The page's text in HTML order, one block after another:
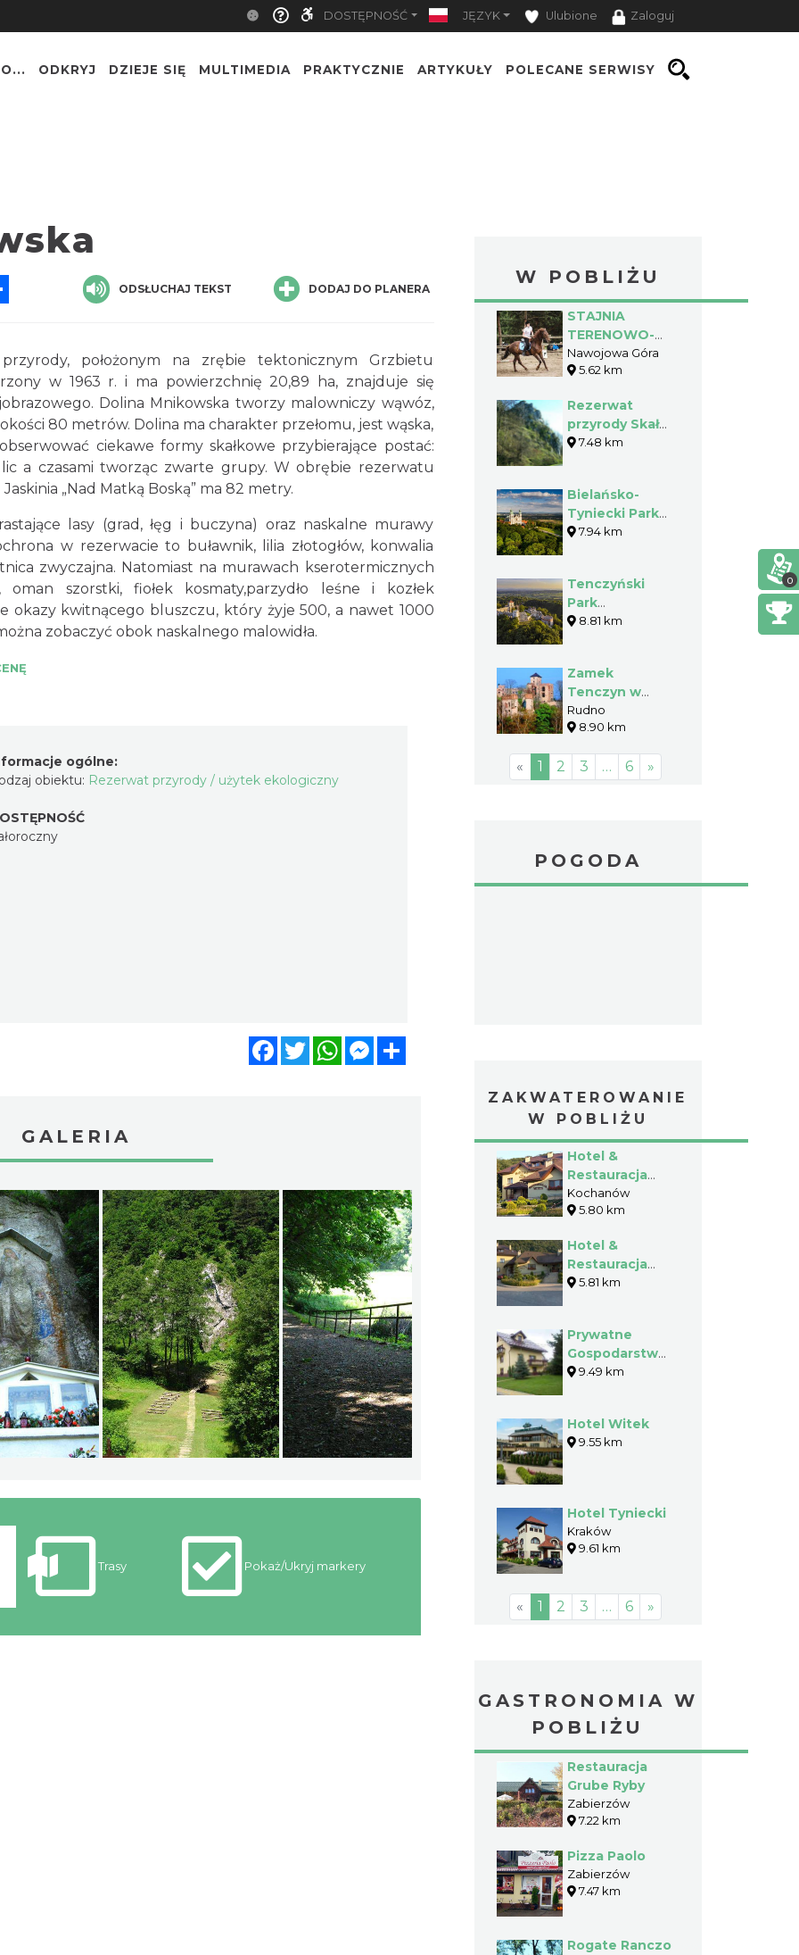
DOSTĘPNOŚĆ JĘZYK Ulubione Zaloguj
O... ODKRYJ DZIEJE SIĘ MULTIMEDIA PRAKTYCZNIE ARTYKUŁY POLECANE SERWISY
ODSŁUCHAJ TEKST DODAJ DO PLANERA
położonym na zrębie tektonicznym Grzbietu
w 1963 r. i ma powierzchnię 20,89 ha, znajduje się
Dolina Mnikowska tworzy malowniczy wąwóz,
80 metrów. Dolina ma charakter przełomu, jest wąska,
ciekawe formy skałkowe przybierające postać:
a czasami tworząc zwarte grupy. W obrębie rezerwatu
„Nad Matką Boską” ma 82 metry.
lasy (grad, łęg i buczyna) oraz naskalne murawy
w rezerwacie to buławnik, lilia złotogłów, konwalia
zwyczajna. Natomiast na murawach kserotermicznych
oman szorstki, fiołek kosmaty,parzydło leśne i kozłek
okazy kwitnącego bluszczu, który żyje 500, a nawet 1000
zobaczyć obok naskalnego malowidła.
ogólne:
obiektu: Rezerwat przyrody / użytek ekologiczny
FacebookTwitterWhatsAppMessenger
GALERIA
Trasy Pokaż/Ukryj markery
W POBLIŻU
STAJNIA
TERENOWO-
RAJDOWA
NAWOJOWA
Nawojowa Góra
5.62 km
Rezerwat
przyrody Skała
Kmity
7.48 km
Bielańsko-
Tyniecki Park
Krajobrazowy
7.94 km
Tenczyński
Park
Krajobrazowy
8.81 km
Zamek
Tenczyn w
Rudnie
Rudno
8.90 km
« 1 2 3 … 6 »
POGODA
ZAKWATEROWANIE
W POBLIŻU
Hotel &
Restauracja
"Kochanów"
Kochanów
5.80 km
Hotel &
Restauracja
Kochanów
5.81 km
Prywatne
Gospodarstwo
Rolne
Paczyński
9.49 km
Hotel Witek
9.55 km
Hotel Tyniecki
Kraków
9.61 km
« 1 2 3 … 6 »
GASTRONOMIA W
POBLIŻU
Restauracja
Grube Ryby
Zabierzów
7.22 km
Pizza Paolo
Zabierzów
7.47 km
Rogate Ranczo
0